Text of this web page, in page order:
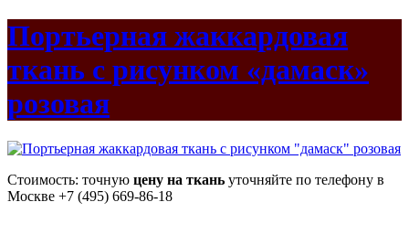
Портьерная жаккардовая
ткань с рисунком «дамаск»
розовая
Стоимость: точную цену на ткань уточняйте по телефону в
Москве +7 (495) 669-86-18